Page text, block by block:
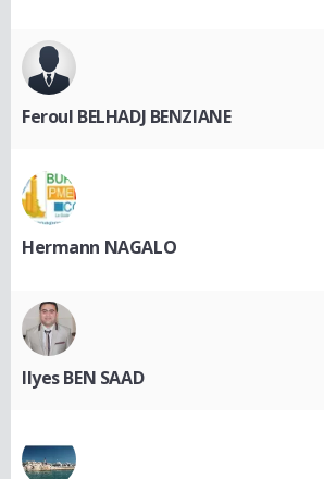
Feroul BELHADJ BENZIANE
Hermann NAGALO
Ilyes BEN SAAD